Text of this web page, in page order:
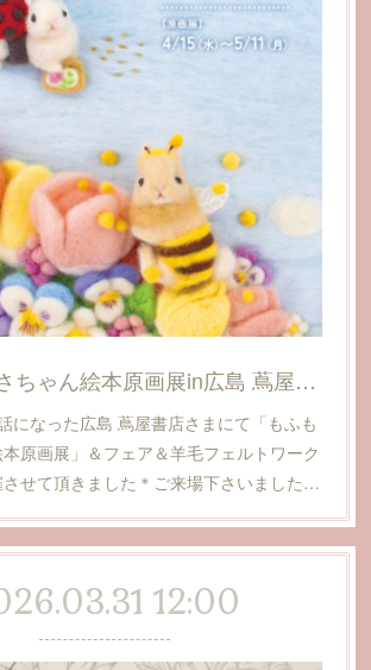
もふもふうさちゃん絵本原画展in広島 蔦屋書店
になった広島 蔦屋書店さまにて「もふも
原画展」＆フェア＆羊毛フェルトワーク
させて頂きました＊ご来場下さいました…
12:00